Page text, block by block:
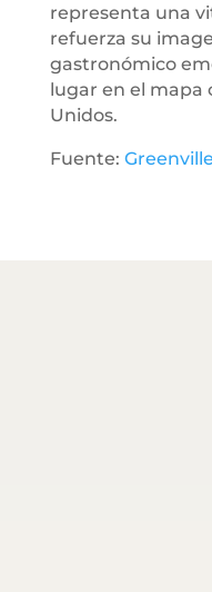
representa una
refuerza su
gastronómico
lugar en el mapa
Unidos.
Fuente: